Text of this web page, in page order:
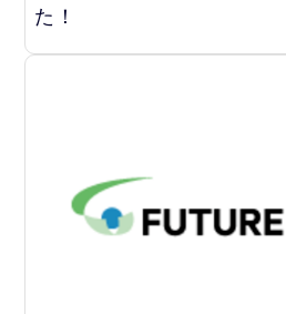
た！